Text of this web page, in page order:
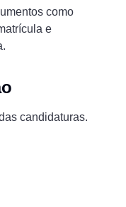
como
e
candidaturas.